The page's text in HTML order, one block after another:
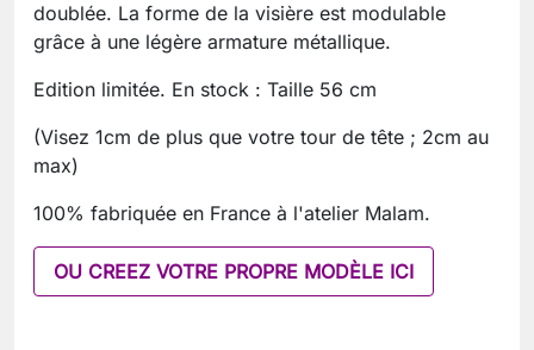
doublée. La forme de la visière est modulable
grâce à une légère armature métallique.
Edition limitée. En stock : Taille 56 cm
(Visez 1cm de plus que votre tour de tête ; 2cm au
max)
100% fabriquée en France à l'atelier Malam.
OU CREEZ VOTRE PROPRE MODÈLE ICI